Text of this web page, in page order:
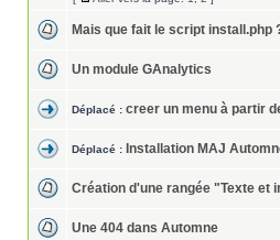
Mais que fait le script install.php
Un module GAnalytics
Déplacé : creer un menu à partir
Déplacé : Installation MAJ
Création d'une rangée "Texte et
Une 404 dans Automne